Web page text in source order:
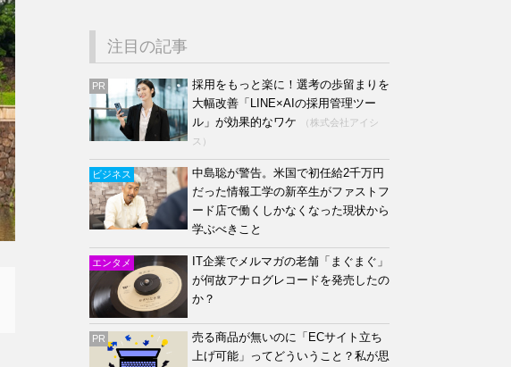
注目の記事
PR
採用をもっと楽に！選考の歩留まりを
大幅改善「LINE×AIの採用管理ツー
ル」が効果的なワケ
（株式会社アイシ
ス）
ビジネス
中島聡が警告。米国で初任給2千万円
だった情報工学の新卒生がファストフ
ード店で働くしかなくなった現状から
学ぶべきこと
エンタメ
IT企業でメルマガの老舗「まぐまぐ」
が何故アナログレコードを発売したの
か？
PR
売る商品が無いのに「ECサイト立ち
上げ可能」ってどういうこと？私が思